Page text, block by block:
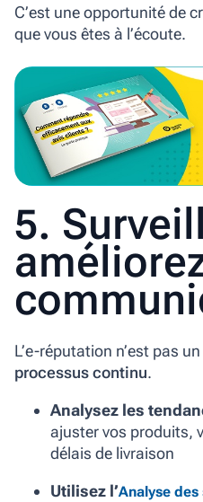
C’est une opportunité de
que vous êtes à l’écoute.
5.
L’e-réputation n’est pas
processus continu.
Analysez les
ajuster vos produits,
délais de livraison
Utilisez l’Analyse